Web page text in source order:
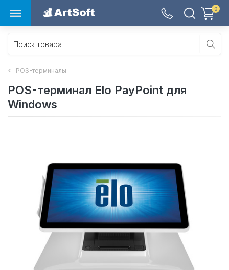
0
POS-терминалы
POS-терминал Elo PayPoint для
Windows